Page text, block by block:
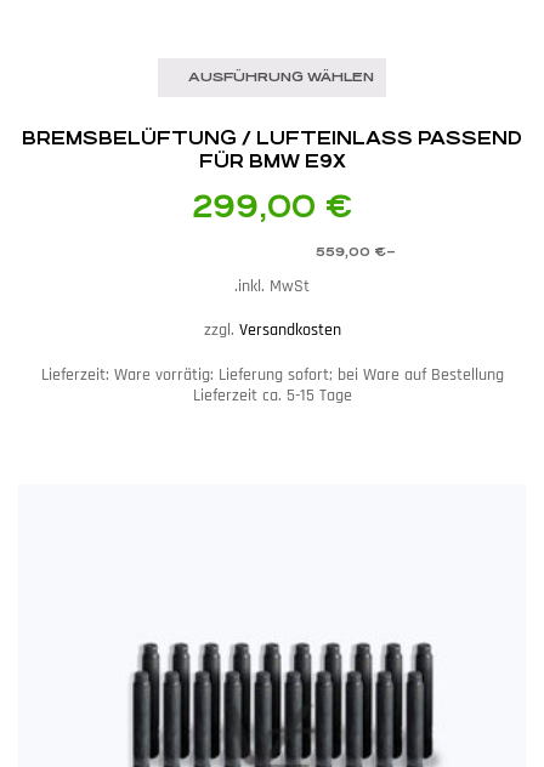
AUSFÜHRUNG WÄHLEN
BREMSBELÜFTUNG / LUFTEINLASS PASSEND
FÜR BMW E9X
299,00 €
–
559,00 €
inkl. MwSt.
zzgl. Versandkosten
Lieferzeit: Ware vorrätig: Lieferung sofort; bei Ware auf Bestellung
Lieferzeit ca. 5-15 Tage